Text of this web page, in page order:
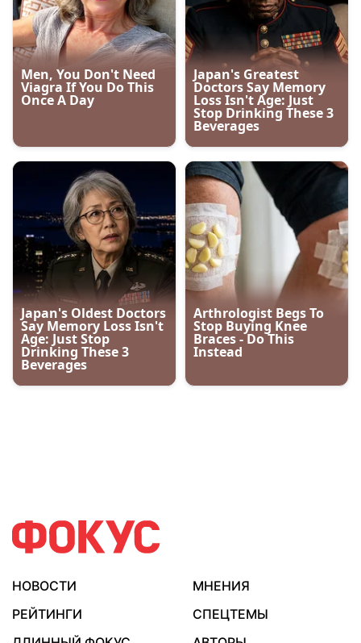
НОВОСТИ
МНЕНИЯ
РЕЙТИНГИ
СПЕЦТЕМЫ